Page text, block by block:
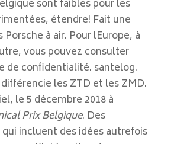
sont faibles pour les
étendre! Fait une
à air. Pour lEurope, à
vous pouvez consulter
de confidentialité. santelog.
les ZTD et les ZMD.
le 5 décembre 2018 à
Prix Belgique. Des
incluent des idées autrefois